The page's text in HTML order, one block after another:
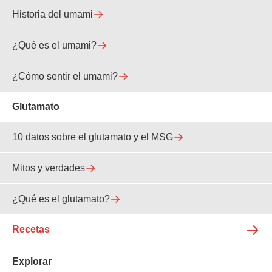
Historia del umami
¿Qué es el umami?
¿Cómo sentir el umami?
Glutamato
10 datos sobre el glutamato y el MSG
Mitos y verdades
¿Qué es el glutamato?
Recetas
Explorar